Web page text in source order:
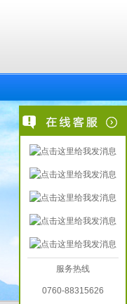
服务热线
0760-88315626